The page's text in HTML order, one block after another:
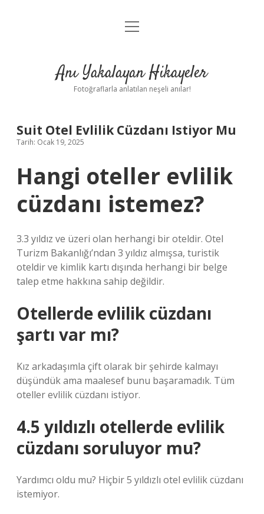
Anasayfa
Yasal Uyarı
menüyü
Anı Yakalayan Hikayeler
Fotoğraflarla anlatılan neşeli anılar!
Suit Otel Evlilik Cüzdanı Istiyor Mu
Tarih: Ocak 19, 2025
Hangi oteller evlilik
cüzdanı istemez?
3.3 yıldız ve üzeri olan herhangi bir oteldir. Otel
Turizm Bakanlığı’ndan 3 yıldız almışsa, turistik
oteldir ve kimlik kartı dışında herhangi bir belge
talep etme hakkına sahip değildir.
Otellerde evlilik cüzdanı
şartı var mı?
Kız arkadaşımla çift olarak bir şehirde kalmayı
düşündük ama maalesef bunu başaramadık. Tüm
oteller evlilik cüzdanı istiyor.
4.5 yıldızlı otellerde evlilik
cüzdanı soruluyor mu?
Yardımcı oldu mu? Hiçbir 5 yıldızlı otel evlilik cüzdanı
istemiyor.